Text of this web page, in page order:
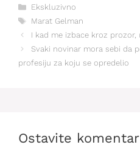
Kategorije
Ekskluzivno
Oznake
Marat Gelman
I kad me izbace kroz prozor,
Svaki novinar mora sebi da
profesiju za koju se opredelio
Ostavite komentar